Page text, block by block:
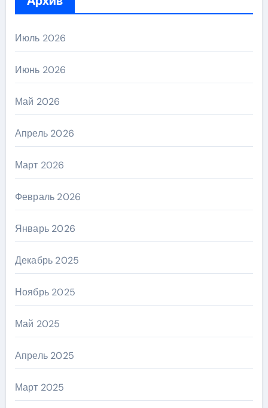
Июль 2026
Июнь 2026
Май 2026
Апрель 2026
Март 2026
Февраль 2026
Январь 2026
Декабрь 2025
Ноябрь 2025
Май 2025
Апрель 2025
Март 2025